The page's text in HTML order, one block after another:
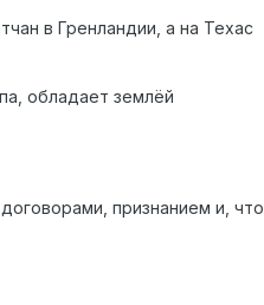
в Гренландии, а на Техас
обладает землёй
признанием и, что